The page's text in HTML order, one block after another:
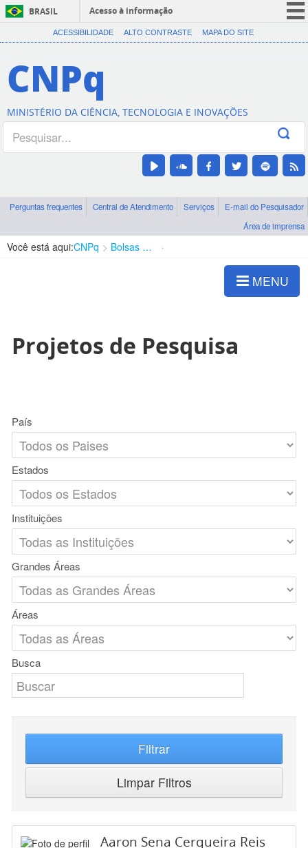
BRASIL
Acesso à informação
CORONAVÍRUS (COVID-19)
Canais
ACESSIBILIDADE ALTO CONTRASTE MAPA DO SITE
CNPq
MINISTÉRIO DA CIÊNCIA, TECNOLOGIA E INOVAÇÕES
Perguntas frequentes Central de Atendimento Serviços
E-mail do Pesquisador
Área de imprensa
Você está aqui:CNPq Bolsas e Auxílios Vigentes
MENU
Projetos de Pesquisa
País
Estados
Instituições
Grandes Áreas
Áreas
Busca
Filtrar
Limpar Filtros
Aaron Sena Cerqueira Reis